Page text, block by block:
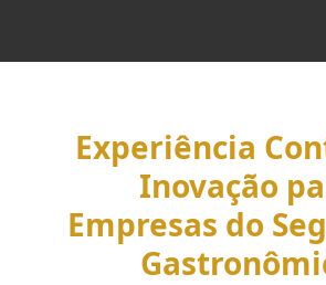
Experiência
Inovação
Empresas do